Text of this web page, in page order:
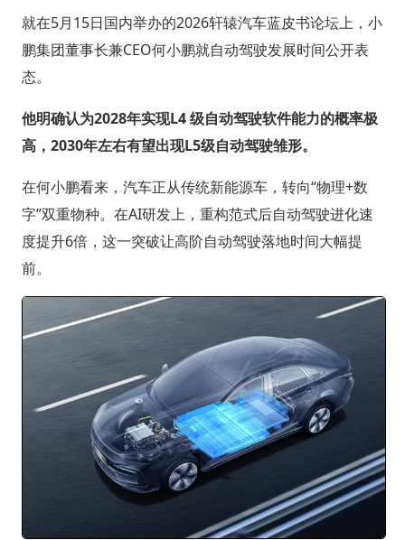
就在5月15日国内举办的2026轩辕汽车蓝皮书论坛上，小
鹏集团董事长兼CEO何小鹏就自动驾驶发展时间公开表
态。
他明确认为2028年实现L4 级自动驾驶软件能力的概率极
高，2030年左右有望出现L5级自动驾驶雏形。
在何小鹏看来，汽车正从传统新能源车，转向“物理+数
字”双重物种。在AI研发上，重构范式后自动驾驶进化速
度提升6倍，这一突破让高阶自动驾驶落地时间大幅提
前。